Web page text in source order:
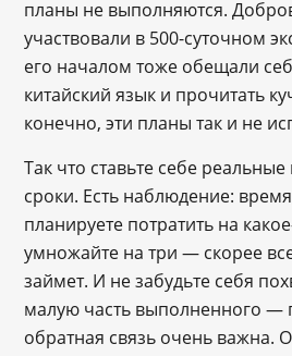
планы не выполняются.
участвовали в 500-суточном
его началом тоже обещали
китайский язык и прочитать
конечно, эти планы так и не
Так что ставьте себе
сроки. Есть наблюдение:
планируете потратить на
умножайте на три — скорее
займет. И не забудьте себя
малую часть выполненного —
обратная связь очень важна.